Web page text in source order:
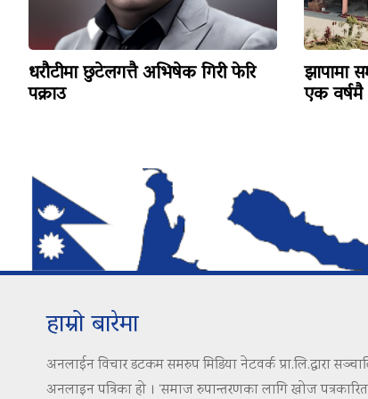
धरौटीमा छुटेलगत्तै अभिषेक गिरी फेरि
पक्राउ
झापामा
एक वर्षमै
हाम्रो बारेमा
अनलाईन विचार डटकम समरुप मिडिया नेटवर्क प्रा.लि.द्वारा
अनलाइन पत्रिका हो । ‘समाज रुपान्तरणका लागि खोज